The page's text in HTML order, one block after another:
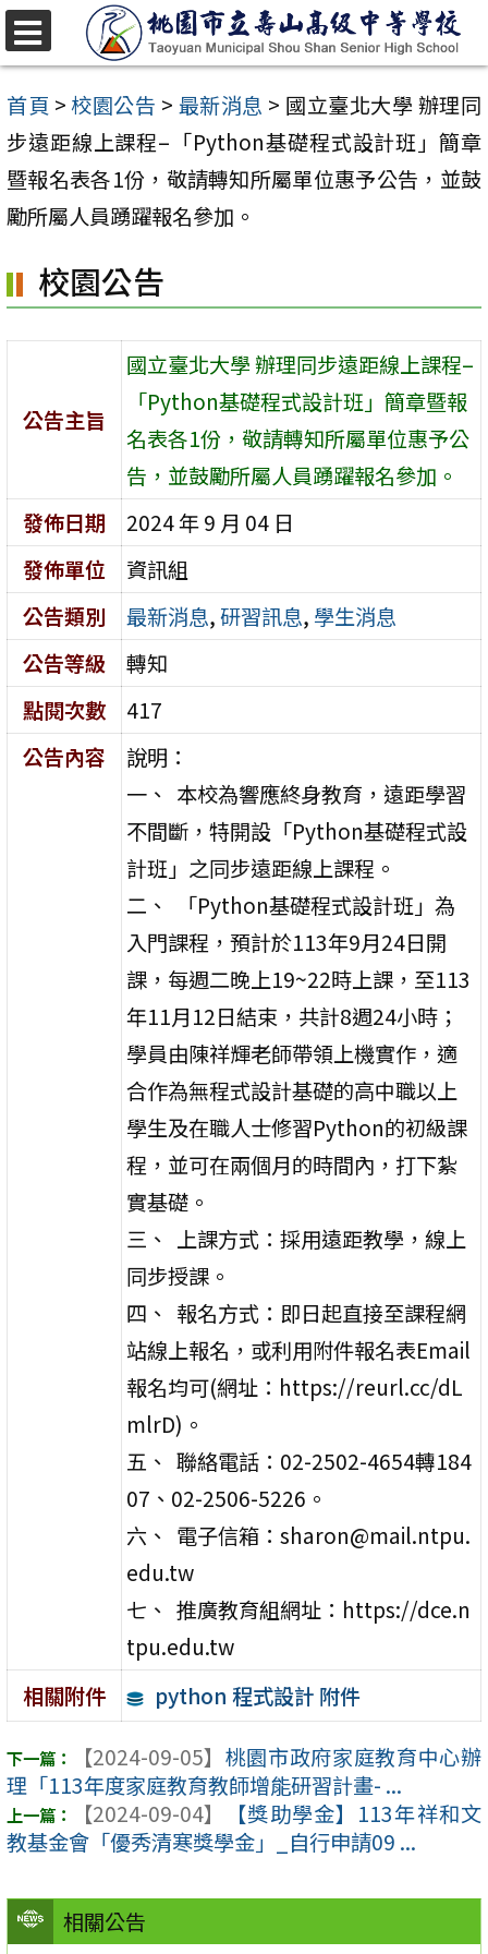
跳
至
主
要
內
容
首頁 >校園公告 > 最新消息 > 國立臺北大學 辦理同
步遠距線上課程–「Python基礎程式設計班」簡章
暨報名表各1份，敬請轉知所屬單位惠予公告，並鼓
勵所屬人員踴躍報名參加。
相關公告
校園公告
公告主旨
國立臺北大學 辦理同步遠距線上課程–
「Python基礎程式設計班」簡章暨報
名表各1份，敬請轉知所屬單位惠予公
告，並鼓勵所屬人員踴躍報名參加。
發佈日期
2024 年 9 月 04 日
發佈單位
資訊組
公告類別
最新消息,研習訊息, 學生消息
公告等級
轉知
點閱次數
417
公告內容
說明：
一、 本校為響應終身教育，遠距學習
不間斷，特開設「Python基礎程式設
計班」之同步遠距線上課程。
二、 「Python基礎程式設計班」為
入門課程，預計於113年9月24日開
課，每週二晚上19~22時上課，至113
年11月12日結束，共計8週24小時；
學員由陳祥輝老師帶領上機實作，適
合作為無程式設計基礎的高中職以上
學生及在職人士修習Python的初級課
程，並可在兩個月的時間內，打下紮
實基礎。
三、 上課方式：採用遠距教學，線上
同步授課。
四、 報名方式：即日起直接至課程網
站線上報名，或利用附件報名表Email
報名均可(網址：https://reurl.cc/dL
mlrD)。
五、 聯絡電話：02-2502-4654轉184
07、02-2506-5226。
六、 電子信箱：sharon@mail.ntpu.
edu.tw
七、 推廣教育組網址：https://dce.n
tpu.edu.tw
相關附件
python 程式設計 附件
【2024-09-05】 桃園市政府家庭教育中心辦
理「113年度家庭教育教師增能研習計畫- ...
【2024-09-04】
【獎助學金】113年祥和文
教基金會「優秀清寒獎學金」_自行申請09 ...
選
單